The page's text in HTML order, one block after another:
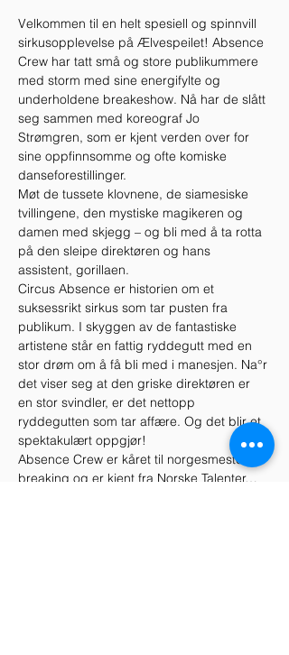
Velkommen til en helt spesiell og spinnvill
sirkusopplevelse på Ælvespeilet! Absence
Crew har tatt små og store publikummere
med storm med sine energifylte og
underholdene breakeshow. Nå har de slått
seg sammen med koreograf Jo
Strømgren, som er kjent verden over for
sine oppfinnsomme og ofte komiske
danseforestillinger.
Møt de tussete klovnene, de siamesiske
tvillingene, den mystiske magikeren og
damen med skjegg – og bli med å ta rotta
på den sleipe direktøren og hans
assistent, gorillaen.
Circus Absence er historien om et
suksessrikt sirkus som tar pusten fra
publikum. I skyggen av de fantastiske
artistene står en fattig ryddegutt med en
stor drøm om å få bli med i manesjen. Na°r
det viser seg at den griske direktøren er
en stor svindler, er det nettopp
ryddegutten som tar affære. Og det blir et
spektakulært oppgjør!
Absence Crew er kåret til norgesmestere i
breaking og er kjent fra Norske Talenter…